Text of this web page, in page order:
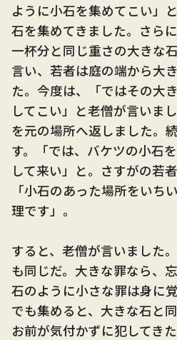
ように小石を集めてこい」
石を集めてきました。さら
一杯分と同じ重さの大きな
言い、若者は庭の端から大
た。今度は、「ではその大
してこい」と老僧が言いま
を元の場所へ返しました。
す。「では、バケツの小石
して来い」と。さすがの若
「小石のあった場所をいち
理です」。
すると、老僧が言いました
も同じだ。大きな罪なら、
石のように小さな罪は身に
でも集めると、大きな石と
お前が気付かずに犯してき